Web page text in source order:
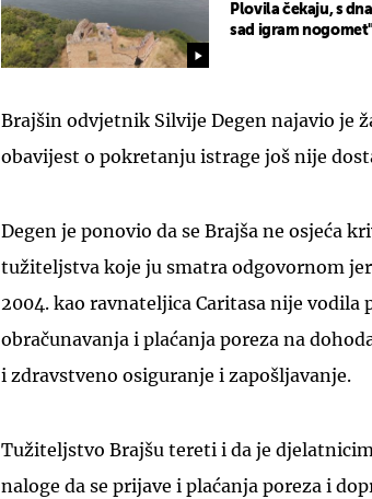
Plovila čekaju, s
sad igram nogomet"
Brajšin odvjetnik Silvije Degen najavio je
obavijest o pokretanju istrage još nije
Degen je ponovio da se Brajša ne osjeća
tužiteljstva koje ju smatra odgovornom
2004. kao ravnateljica Caritasa nije vodila
obračunavanja i plaćanja poreza na
i zdravstveno osiguranje i zapošljavanje.
Tužiteljstvo Brajšu tereti i da je
naloge da se prijave i plaćanja poreza i